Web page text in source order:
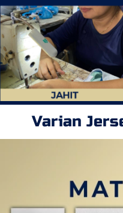
Varian